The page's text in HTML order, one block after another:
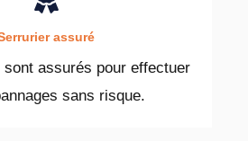
assuré
assurés pour effectuer
sans risque.